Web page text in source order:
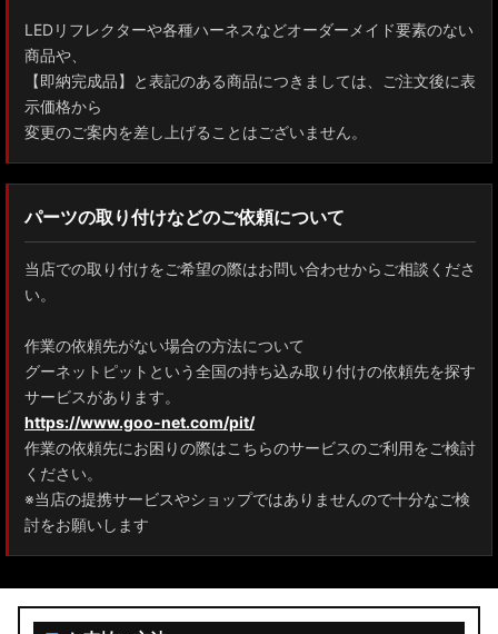
AAHH40W/AAHH45W/AGH40W アルファード
AYH30/GGH30/35/AGH30/35 ヴェルファイア
AYH30/GGH30/35/AGH30/35 アルファード
ACR50 エスティマ
ZWR90W/ZWR95W/MZRA90W/MZRA95W ノア/ヴォクシー
ZRR80 ノア/ヴォクシー
NHP17/NSP17NCP17 シエンタ
M900A/M910A ルーミー
A200A/A210A ライズ
E52 エルグランド
T32 エクストレイル
LEDリフレクターや各種ハーネスなどオーダーメイド要素のない
商品や、
【即納完成品】と表記のある商品につきましては、ご注文後に表
示価格から
変更のご案内を差し上げることはございません。
パーツの取り付けなどのご依頼について
当店での取り付けをご希望の際はお問い合わせからご相談くださ
い。
作業の依頼先がない場合の方法について
グーネットピットという全国の持ち込み取り付けの依頼先を探す
サービスがあります。
https://www.goo-net.com/pit/
作業の依頼先にお困りの際はこちらのサービスのご利用をご検討
ください。
※当店の提携サービスやショップではありませんので十分なご検
討をお願いします